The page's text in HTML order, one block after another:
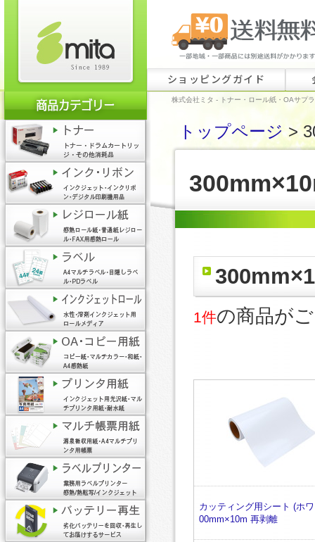
ショッピングガイド
株式会社ミタ - トナー・ロール紙・OAサプ
トップページ>
1件の商品が
カッティング用シート (ホ
00mm×10m 再剥離